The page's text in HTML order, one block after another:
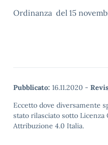
Ordinanza del 15
Pubblicato: 16.11.2020 -
Eccetto dove diversamente
stato rilasciato sotto Licenza
Attribuzione 4.0 Italia.